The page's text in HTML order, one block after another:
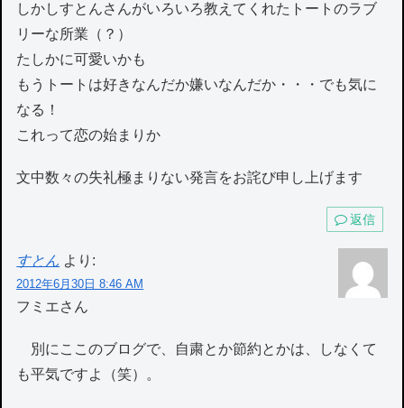
しかしすとんさんがいろいろ教えてくれたトートのラブ
リーな所業（？）
たしかに可愛いかも
もうトートは好きなんだか嫌いなんだか・・・でも気に
なる！
これって恋の始まりか
文中数々の失礼極まりない発言をお詫び申し上げます
返信
すとん より:
2012年6月30日 8:46 AM
フミエさん
別にここのブログで、自粛とか節約とかは、しなくて
も平気ですよ（笑）。